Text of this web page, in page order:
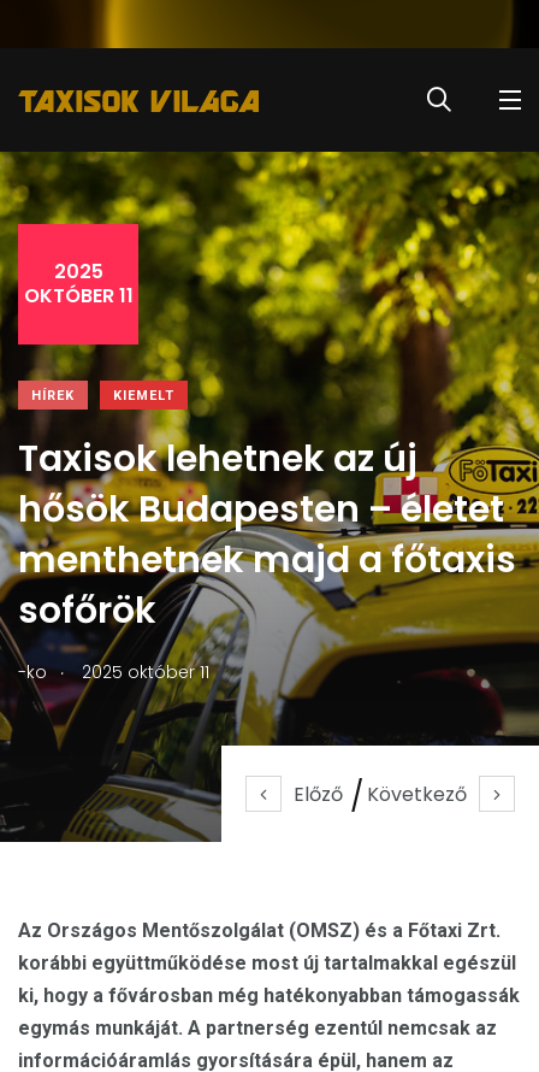
Előző Következő
2025
OKTÓBER 11
HÍREK KIEMELT
Taxisok lehetnek az új
hősök Budapesten – életet
menthetnek majd a főtaxis
sofőrök
-ko . 2025 október 11
Az Országos Mentőszolgálat (OMSZ) és a Főtaxi Zrt.
korábbi együttműködése most új tartalmakkal egészül
ki, hogy a fővárosban még hatékonyabban támogassák
egymás munkáját. A partnerség ezentúl nemcsak az
információáramlás gyorsítására épül, hanem az